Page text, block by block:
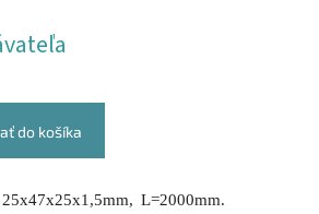
do košíka
L=2000mm.